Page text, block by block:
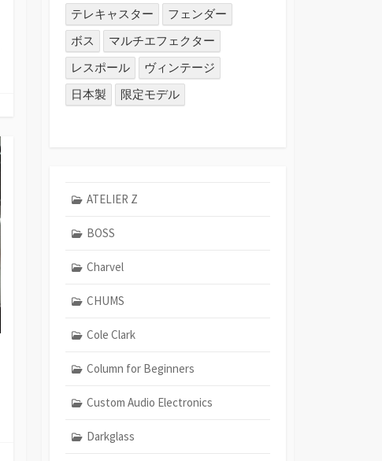
テレキャスター
フェンダー
ボス
マルチエフェクター
レスポール
ヴィンテージ
日本製
限定モデル
ATELIER Z
BOSS
Charvel
CHUMS
Cole Clark
Column for Beginners
Custom Audio Electronics
Darkglass